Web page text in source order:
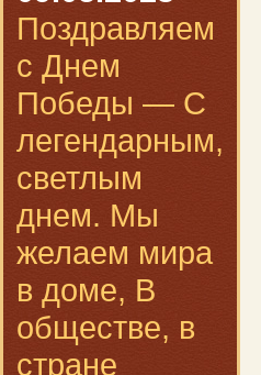
Поздравляем
с Днем
Победы — С
легендарным,
светлым
днем. Мы
желаем мира
в доме, В
обществе, в
стране